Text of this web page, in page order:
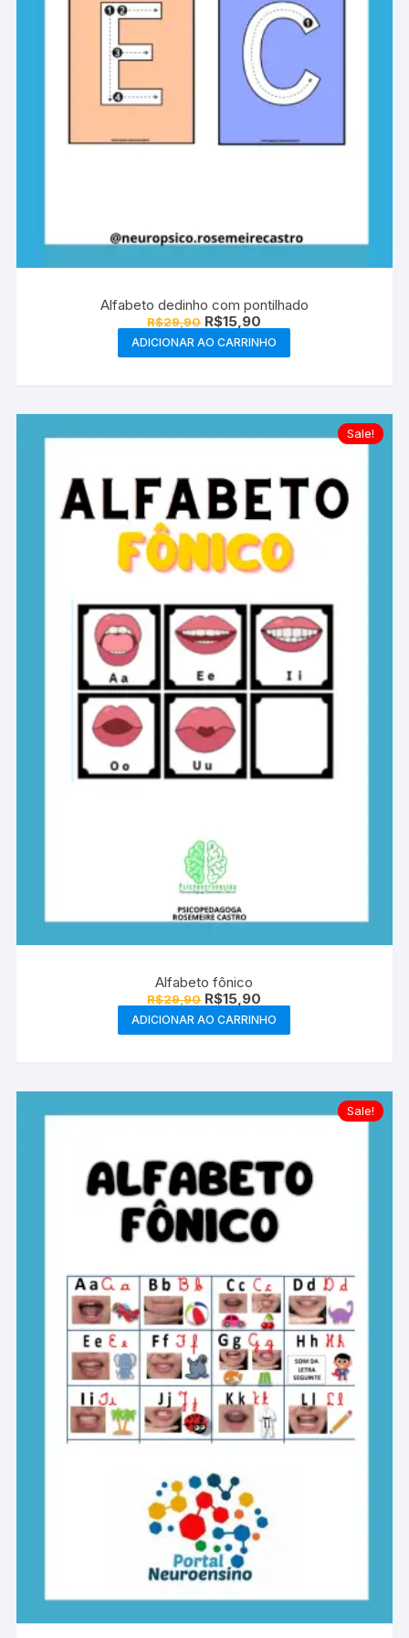
Alfabeto dedinho com pontilhado
R$29,90 O
preço
original
era:
R$15,90
preço
atual
é:
ADICIONAR AO CARRINHO
Sale!
Alfabeto fônico
R$29,90 O
preço
original
era:
R$15,90
preço
atual
é:
ADICIONAR AO CARRINHO
Sale!